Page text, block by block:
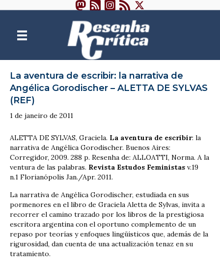
La aventura de escribir: la narrativa de
Angélica Gorodischer – ALETTA DE SYLVAS
(REF)
1 de janeiro de 2011
ALETTA DE SYLVAS, Graciela. La aventura de escribir: la
narrativa de Angélica Gorodischer. Buenos Aires:
Corregidor, 2009. 288 p. Resenha de: ALLOATTI, Norma. A la
ventura de las palabras. Revista Estudos Feministas v.19
n.1 Florianópolis Jan./Apr. 2011.
La narrativa de Angélica Gorodischer, estudiada en sus
pormenores en el libro de Graciela Aletta de Sylvas, invita a
recorrer el camino trazado por los libros de la prestigiosa
escritora argentina con el oportuno complemento de un
repaso por teorías y enfoques lingüísticos que, además de la
rigurosidad, dan cuenta de una actualización tenaz en su
tratamiento.